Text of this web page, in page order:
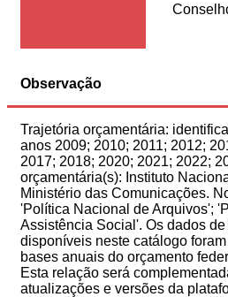
Observação
Trajetória orçamentária:
anos 2009; 2010; 2011; 2012;
2017; 2018; 2020; 2021; 2022;
orçamentária(s): Instituto
Ministério das Comunicações.
'Política Nacional de Arquivos';
Assistência Social'. Os dados
disponíveis neste catálogo
bases anuais do orçamento
Esta relação será
atualizações e versões da